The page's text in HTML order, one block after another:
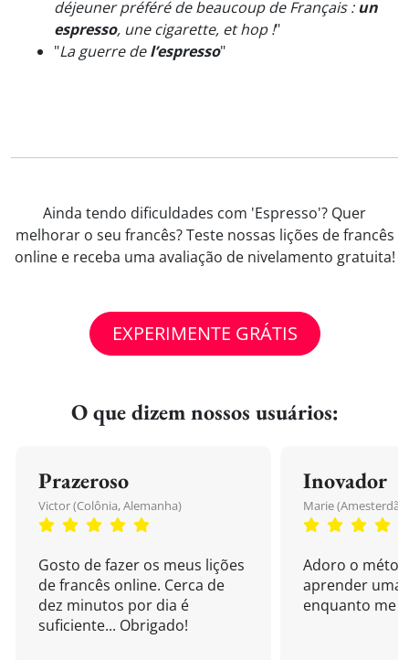
déjeuner préféré de beaucoup de Français :un
espresso, une cigarette, et hop !"
"La guerre del’espresso"
Ainda tendo dificuldades com 'Espresso'? Quer
melhorar o seu francês? Teste nossas lições de francês
online e receba uma avaliação de nivelamento gratuita!
EXPERIMENTE GRÁTIS
O que dizem nossos usuários:
Prazeroso
Victor (Colônia, Alemanha)
Gosto de fazer os meus lições
de francês online. Cerca de
dez minutos por dia é
suficiente... Obrigado!
Inovador
Marie
Adoro o
aprender uma
enquanto me